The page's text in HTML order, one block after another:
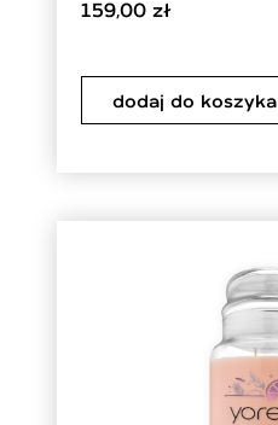
159,00 zł
dodaj do koszyka